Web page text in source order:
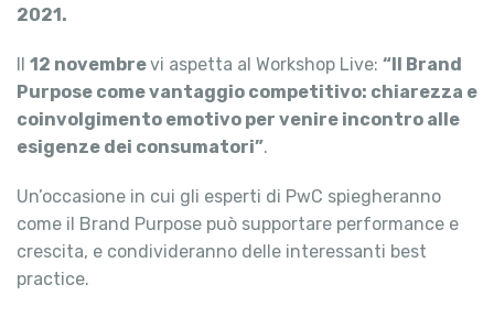
2021.
Il 12 novembrevi aspetta al Workshop Live: “Il Brand
Purpose come vantaggio competitivo: chiarezza e
coinvolgimento emotivo per venire incontro alle
esigenze dei consumatori”.
Un’occasione in cui gli esperti di PwC spiegheranno
come il Brand Purpose può supportare performance e
crescita, e condivideranno delle interessanti best
practice.